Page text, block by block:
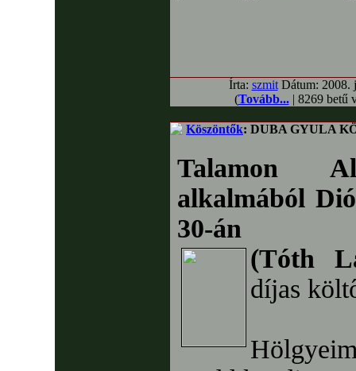
Írta: szmitDátum: 2008.
(Tovább...| 8269 betű
Köszöntők: DUBA GYULA
Talamon
alkalmából
30-án
(Tóth
díjas